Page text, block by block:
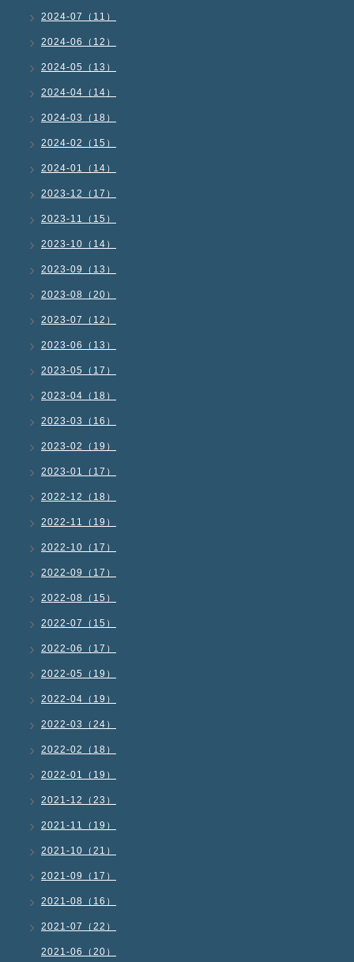
2024-07（11）
2024-06（12）
2024-05（13）
2024-04（14）
2024-03（18）
2024-02（15）
2024-01（14）
2023-12（17）
2023-11（15）
2023-10（14）
2023-09（13）
2023-08（20）
2023-07（12）
2023-06（13）
2023-05（17）
2023-04（18）
2023-03（16）
2023-02（19）
2023-01（17）
2022-12（18）
2022-11（19）
2022-10（17）
2022-09（17）
2022-08（15）
2022-07（15）
2022-06（17）
2022-05（19）
2022-04（19）
2022-03（24）
2022-02（18）
2022-01（19）
2021-12（23）
2021-11（19）
2021-10（21）
2021-09（17）
2021-08（16）
2021-07（22）
2021-06（20）